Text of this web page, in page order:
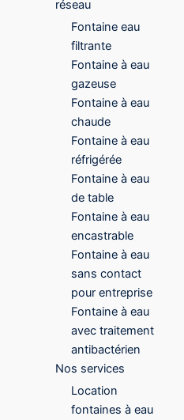
réseau
Fontaine eau
filtrante
Fontaine à eau
gazeuse
Fontaine à eau
chaude
Fontaine à eau
réfrigérée
Fontaine à eau
de table
Fontaine à eau
encastrable
Fontaine à eau
sans contact
pour entreprise
Fontaine à eau
avec traitement
antibactérien
Nos services
Location
fontaines à eau